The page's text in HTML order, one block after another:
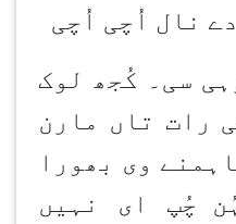
نال اُچی اُچی
سی۔ کُجھ لوک
رات تاں مارن
وی بھورا
چُپ ای نہیں